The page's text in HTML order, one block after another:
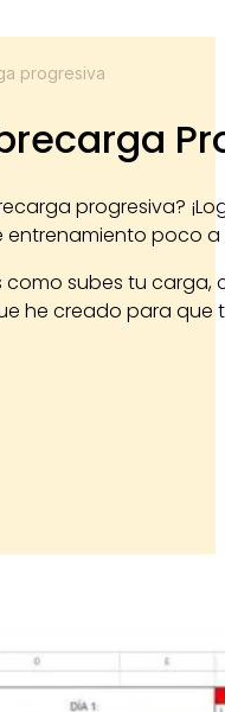
progresiva
progresiva?
poco
subes tu carga,
he creado para que